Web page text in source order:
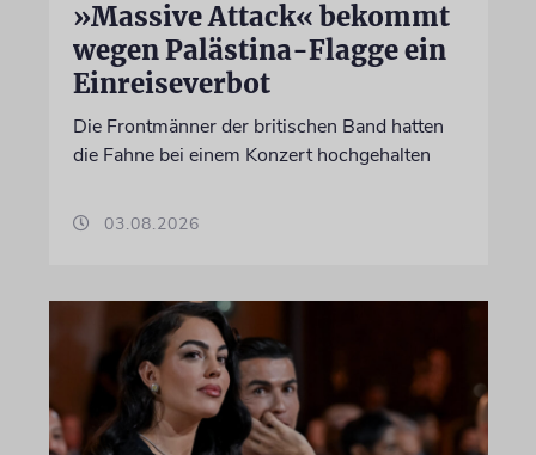
»Massive Attack« bekommt
wegen Palästina-Flagge ein
Einreiseverbot
Die Frontmänner der britischen Band hatten
die Fahne bei einem Konzert hochgehalten
03.08.2026